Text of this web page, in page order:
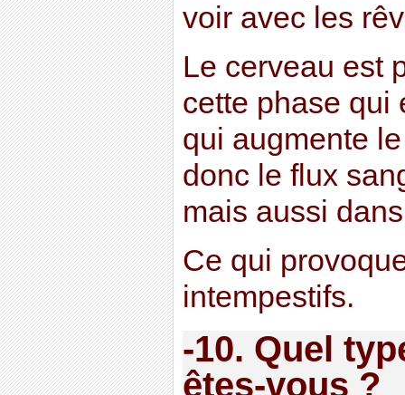
voir avec les
Le cerveau est
cette phase qui
qui augmente
donc le flux
mais aussi
Ce qui
intempestifs.
-10. Quel
êtes-vous ?